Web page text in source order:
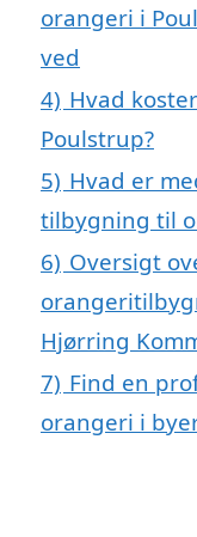
orangeri i
ved
4) Hvad
Poulstrup?
5) Hvad er
tilbygning til
6) Oversigt
Hjørring
7) Find en
orangeri i